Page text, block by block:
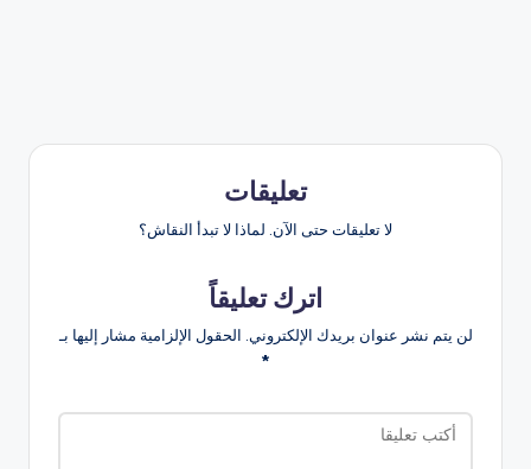
تعليقات
لا تعليقات حتى الآن. لماذا لا تبدأ النقاش؟
اترك تعليقاً
لن يتم نشر عنوان بريدك الإلكتروني. الحقول الإلزامية مشار إليها بـ
*